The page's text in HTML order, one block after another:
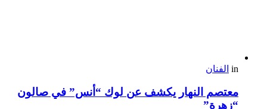
in الفنان
معتصم النهار يكشف عن لوك “أنس” في صالون
“زهرة”